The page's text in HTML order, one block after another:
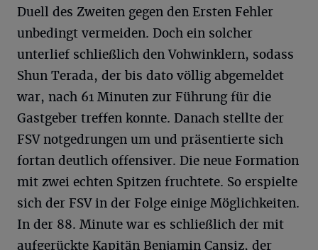
Duell des Zweiten gegen den Ersten Fehler
unbedingt vermeiden. Doch ein solcher
unterlief schließlich den Vohwinklern, sodass
Shun Terada, der bis dato völlig abgemeldet
war, nach 61 Minuten zur Führung für die
Gastgeber treffen konnte. Danach stellte der
FSV notgedrungen um und präsentierte sich
fortan deutlich offensiver. Die neue Formation
mit zwei echten Spitzen fruchtete. So erspielte
sich der FSV in der Folge einige Möglichkeiten.
In der 88. Minute war es schließlich der mit
aufgerückte Kapitän Benjamin Cansiz, der